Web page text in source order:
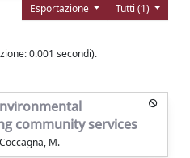
Tutti (1)
Esportazione
0.001 secondi).
community services
M.